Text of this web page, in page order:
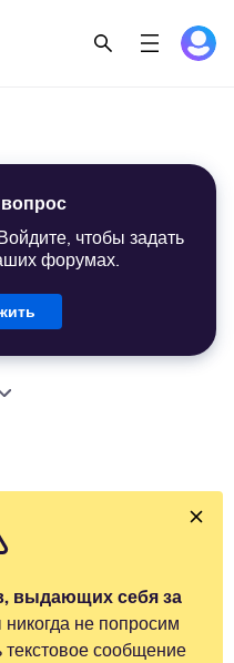
чтобы задать
форумах.
выдающих себя за
не попросим
текстовое сообщение